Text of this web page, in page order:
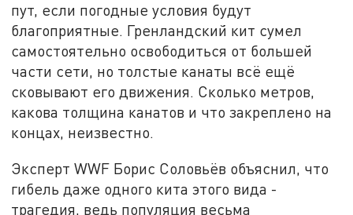
пут, если погодные условия будут
благоприятные. Гренландский кит сумел
самостоятельно освободиться от большей
части сети, но толстые канаты всё ещё
сковывают его движения. Сколько метров,
какова толщина канатов и что закреплено на
концах, неизвестно.
Эксперт WWF Борис Соловьёв объяснил, что
гибель даже одного кита этого вида -
трагедия, ведь популяция весьма